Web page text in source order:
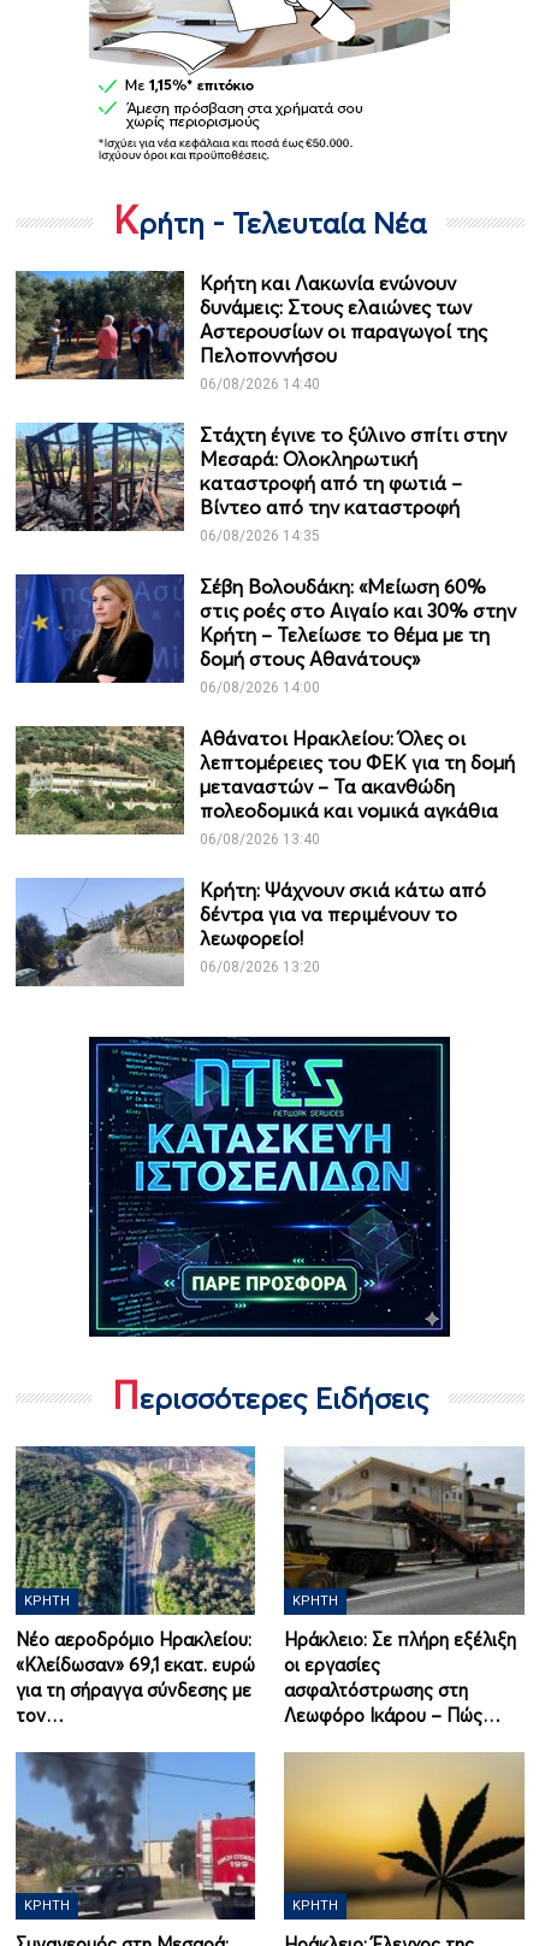
Κρήτη - Τελευταία Νέα
Κρήτη και Λακωνία ενώνουν
δυνάμεις: Στους ελαιώνες των
Αστερουσίων οι παραγωγοί της
Πελοποννήσου
06/08/2026 14:40
Στάχτη έγινε το ξύλινο σπίτι στην
Μεσαρά: Ολοκληρωτική
καταστροφή από τη φωτιά –
Βίντεο από την καταστροφή
06/08/2026 14:35
Σέβη Βολουδάκη: «Μείωση 60%
στις ροές στο Αιγαίο και 30% στην
Κρήτη – Τελείωσε το θέμα με τη
δομή στους Αθανάτους»
06/08/2026 14:00
Αθάνατοι Ηρακλείου: Όλες οι
λεπτομέρειες του ΦΕΚ για τη δομή
μεταναστών – Τα ακανθώδη
πολεοδομικά και νομικά αγκάθια
06/08/2026 13:40
Κρήτη: Ψάχνουν σκιά κάτω από
δέντρα για να περιμένουν το
λεωφορείο!
06/08/2026 13:20
Περισσότερες Ειδήσεις
ΚΡΉΤΗ
Νέο αεροδρόμιο Ηρακλείου:
«Κλείδωσαν» 69,1 εκατ. ευρώ
για τη σήραγγα σύνδεσης με
τον…
ΚΡΉΤΗ
Ηράκλειο: Σε πλήρη εξέλιξη
οι εργασίες
ασφαλτόστρωσης στη
Λεωφόρο Ικάρου – Πώς…
ΚΡΉΤΗ ΚΡΉΤΗ